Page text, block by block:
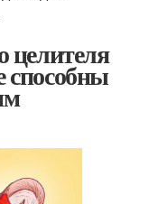
целителя